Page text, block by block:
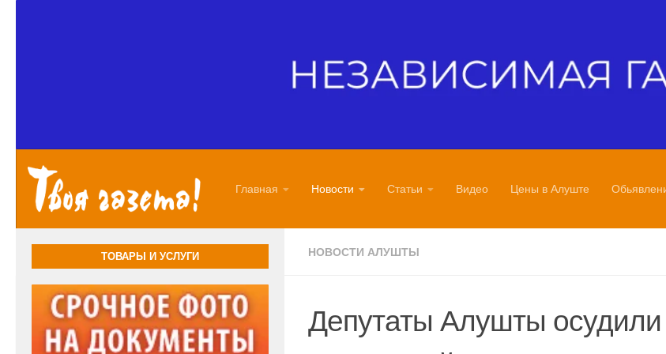
Главная Новости Статьи Видео Цены в Алуште
НОВОСТИ АЛУШТЫ
Депутаты Алушты осудили
ТОВАРЫ И УСЛУГИ